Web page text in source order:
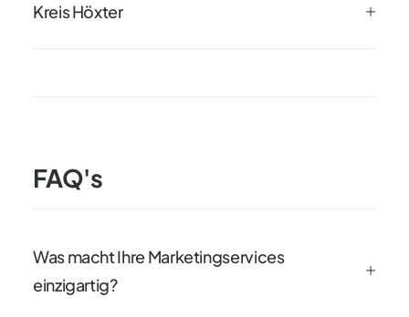
Kreis Höxter
FAQ's
Was macht Ihre Marketingservices
einzigartig?